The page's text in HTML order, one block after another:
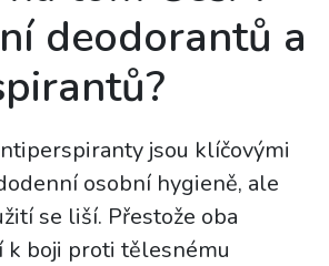
deodorantů a
jsou klíčovými
osobní hygieně, ale
se liší. Přestože oba
k boji proti tělesnému